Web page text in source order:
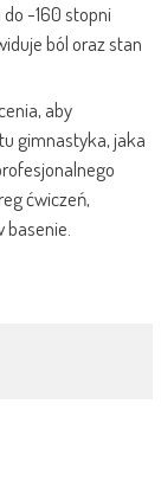
-160 stopni
ból oraz stan
aby
gimnastyka, jaka
ćwiczeń,
basenie.